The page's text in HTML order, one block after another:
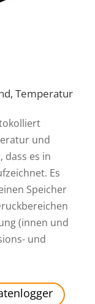
Temperatur
und
dass es in
Es
Speicher
(innen und
und